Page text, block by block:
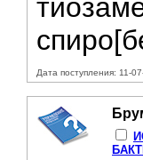
Дата поступления: 11-